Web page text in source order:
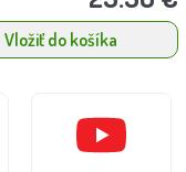
Vložiť do košíka